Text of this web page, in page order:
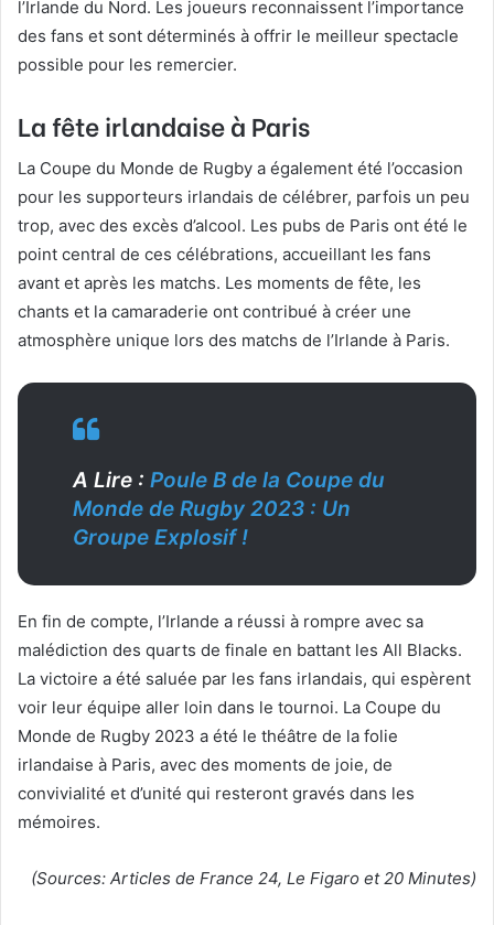
l’Irlande du Nord. Les joueurs reconnaissent l’importance
des fans et sont déterminés à offrir le meilleur spectacle
possible pour les remercier.
La fête irlandaise à Paris
La Coupe du Monde de Rugby a également été l’occasion
pour les supporteurs irlandais de célébrer, parfois un peu
trop, avec des excès d’alcool. Les pubs de Paris ont été le
point central de ces célébrations, accueillant les fans
avant et après les matchs. Les moments de fête, les
chants et la camaraderie ont contribué à créer une
atmosphère unique lors des matchs de l’Irlande à Paris.
A Lire : Poule B de la Coupe du
Monde de Rugby 2023 : Un
Groupe Explosif !
En fin de compte, l’Irlande a réussi à rompre avec sa
malédiction des quarts de finale en battant les All Blacks.
La victoire a été saluée par les fans irlandais, qui espèrent
voir leur équipe aller loin dans le tournoi. La Coupe du
Monde de Rugby 2023 a été le théâtre de la folie
irlandaise à Paris, avec des moments de joie, de
convivialité et d’unité qui resteront gravés dans les
mémoires.
(Sources: Articles de France 24, Le Figaro et 20 Minutes)